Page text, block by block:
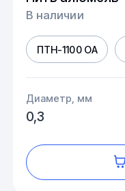
В наличии
ПТН-1100 ОА
Диаметр, мм
0,3